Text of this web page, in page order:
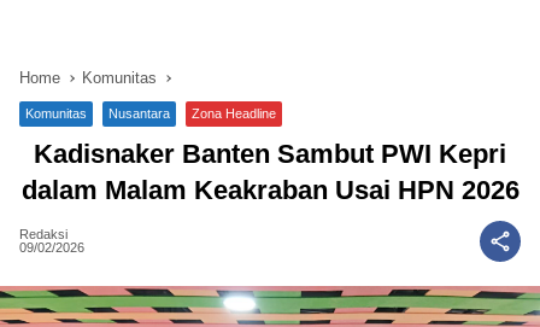
Home Komunitas
Komunitas Nusantara Zona Headline
Kadisnaker Banten Sambut PWI Kepri
dalam Malam Keakraban Usai HPN 2026
Redaksi
09/02/2026